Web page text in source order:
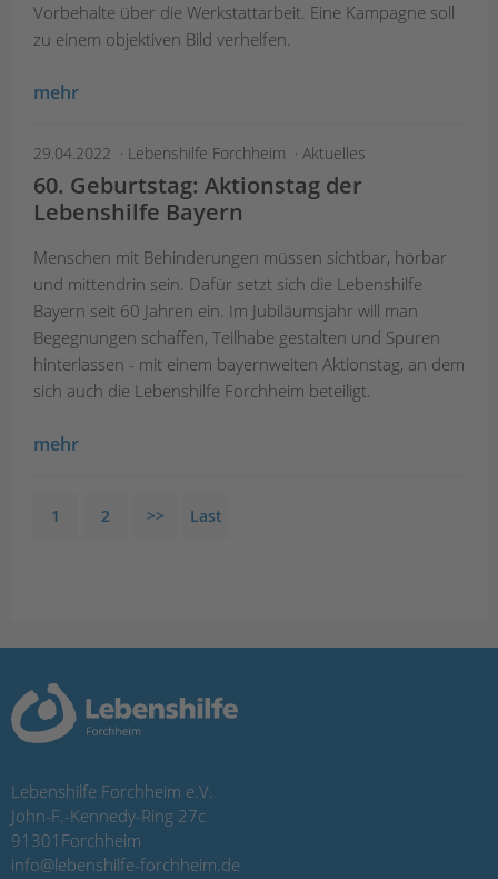
Vorbehalte über die Werkstattarbeit. Eine Kampagne soll
zu einem objektiven Bild verhelfen.
mehr
29.04.2022 Lebenshilfe Forchheim Aktuelles
60. Geburtstag: Aktionstag der
Lebenshilfe Bayern
Menschen mit Behinderungen müssen sichtbar, hörbar
und mittendrin sein. Dafür setzt sich die Lebenshilfe
Bayern seit 60 Jahren ein. Im Jubiläumsjahr will man
Begegnungen schaffen, Teilhabe gestalten und Spuren
hinterlassen - mit einem bayernweiten Aktionstag, an dem
sich auch die Lebenshilfe Forchheim beteiligt.
mehr
1 2 >> Last
Lebenshilfe Forchheim e.V.
John-F.-Kennedy-Ring 27c
91301 Forchheim
info@lebenshilfe-forchheim.de